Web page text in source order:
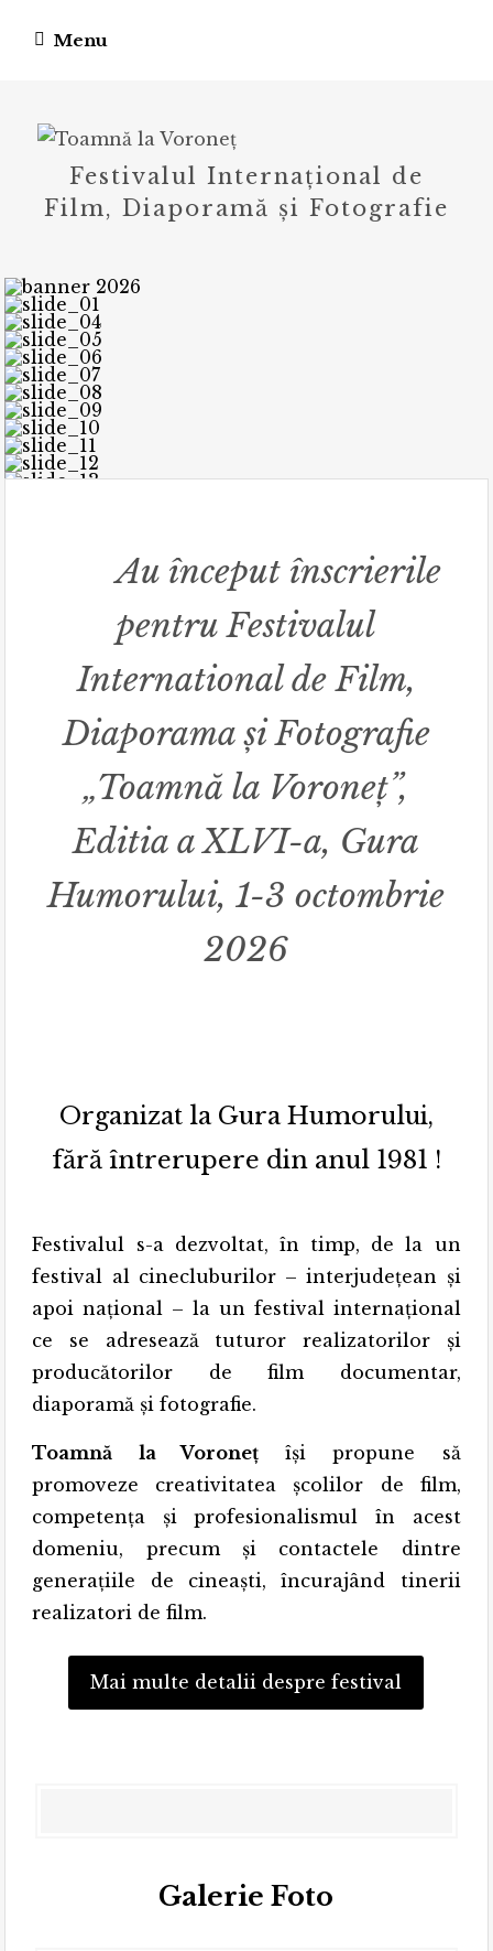
Menu
Festivalul Internațional de
Film, Diaporamă și Fotografie
Au început înscrierile
pentru Festivalul
International de Film,
Diaporama și Fotografie
„Toamnă la Voroneț”,
Editia a XLVI-a, Gura
Humorului, 1-3 octombrie
2026
Organizat la Gura Humorului,
fără întrerupere din anul 1981 !
Festivalul s-a dezvoltat, în timp, de la un
festival al cinecluburilor – interjudeţean şi
apoi naţional – la un festival internaţional
ce se adresează tuturor realizatorilor şi
producătorilor de film documentar,
diaporamă şi fotografie.
Toamnă la Voronețîşi propune să
promoveze creativitatea şcolilor de film,
competenţa şi profesionalismul în acest
domeniu, precum şi contactele dintre
generaţiile de cineaşti, încurajând tinerii
realizatori de film.
Mai multe detalii despre festival
Galerie Foto